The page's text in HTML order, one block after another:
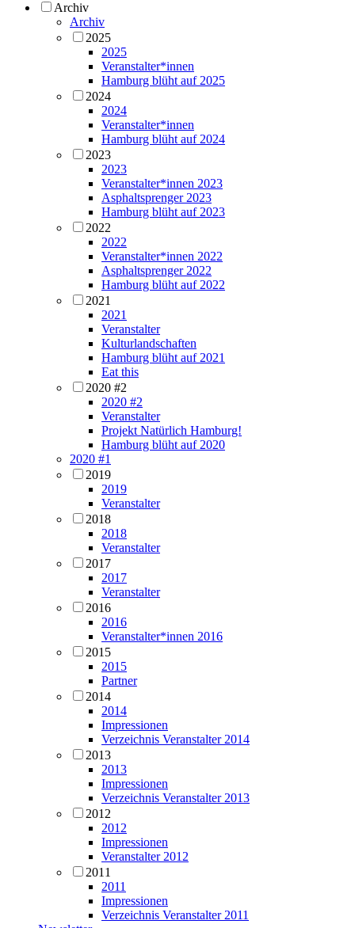
Archiv
Archiv
2025
2025
Veranstalter*innen
Hamburg blüht auf 2025
2024
2024
Veranstalter*innen
Hamburg blüht auf 2024
2023
2023
Veranstalter*innen 2023
Asphaltsprenger 2023
Hamburg blüht auf 2023
2022
2022
Veranstalter*innen 2022
Asphaltsprenger 2022
Hamburg blüht auf 2022
2021
2021
Veranstalter
Kulturlandschaften
Hamburg blüht auf 2021
Eat this
2020 #2
2020 #2
Veranstalter
Projekt Natürlich Hamburg!
Hamburg blüht auf 2020
2020 #1
2019
2019
Veranstalter
2018
2018
Veranstalter
2017
2017
Veranstalter
2016
2016
Veranstalter*innen 2016
2015
2015
Partner
2014
2014
Impressionen
Verzeichnis Veranstalter 2014
2013
2013
Impressionen
Verzeichnis Veranstalter 2013
2012
2012
Impressionen
Veranstalter 2012
2011
2011
Impressionen
Verzeichnis Veranstalter 2011